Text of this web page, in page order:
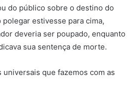
do público sobre o destino do
estivesse para cima,
deveria ser poupado, enquanto
sua sentença de morte.